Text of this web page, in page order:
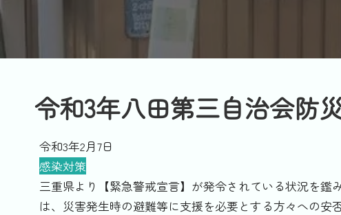
令和3年八田第三自治会防
令和3年2月7日
感染対策
三重県より【緊急警戒宣言】 が発令されている状況を鑑
は、災害発生時の避難等に支援を必要とする方々への安